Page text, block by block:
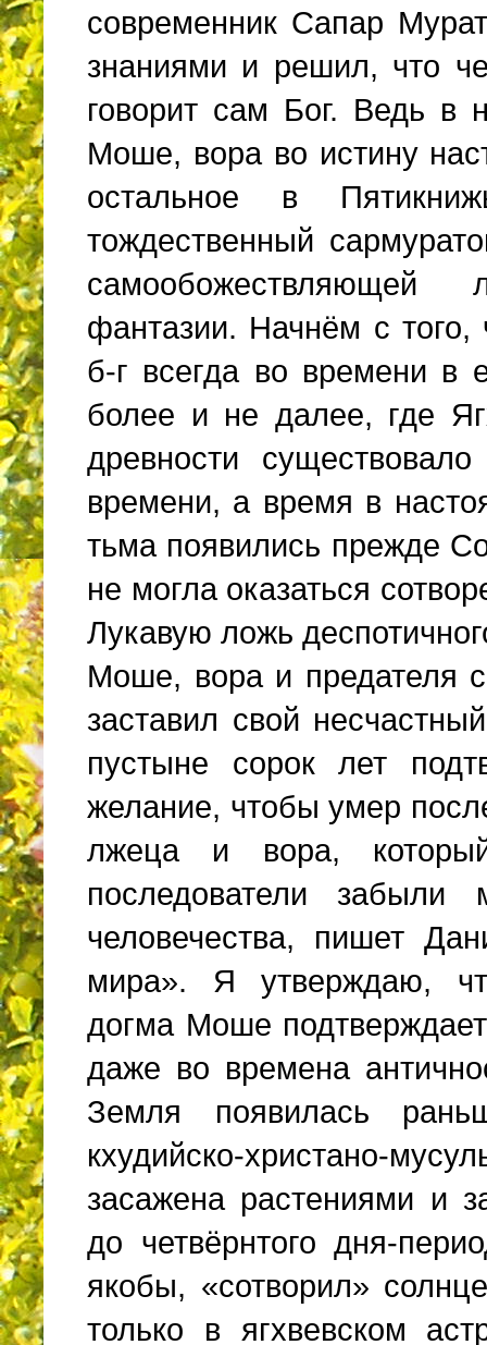
современник Сапар
знаниями и решил, что
говорит сам Бог. Ведь
Моше, вора во истину
остальное в
тождественный
самообожествляющей
фантазии. Начнём с
б-г всегда во времени в
более и не далее, где
древности
времени, а время в
тьма появились прежде
не могла оказаться
Лукавую ложь
Моше, вора и предателя
заставил свой
пустыне сорок лет
желание, чтобы умер
лжеца и вора,
последователи забыли
человечества, пишет
мира». Я утверждаю,
догма Моше
даже во времена
Земля появилась
кхудийско-христано-
засажена растениями и
до четвёрнтого дня-
якобы, «сотворил»
только в ягхвевском